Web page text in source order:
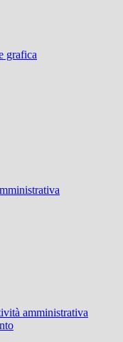
grafica
amministrativa